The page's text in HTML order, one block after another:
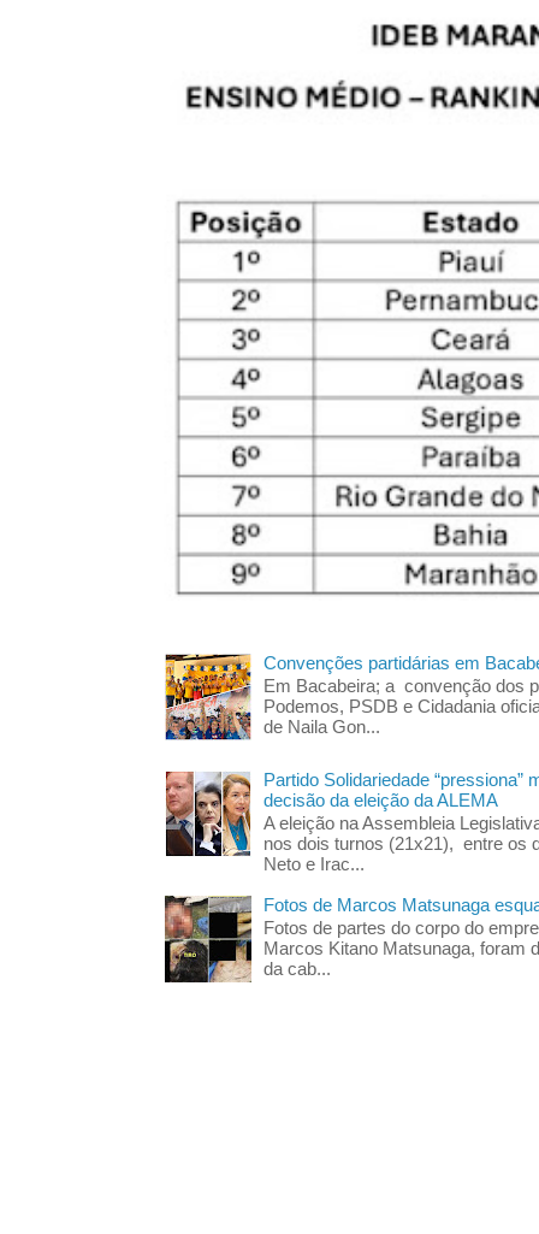
Convenções partidárias em
Em Bacabeira; a convenção dos
Podemos, PSDB e Cidadania
de Naila Gon...
Partido Solidariedade “pressiona”
decisão da eleição da ALEMA
A eleição na Assembleia
nos dois turnos (21x21), entre os
Neto e Irac...
Fotos de Marcos Matsunaga
Fotos de partes do corpo do
Marcos Kitano Matsunaga, foram
da cab...